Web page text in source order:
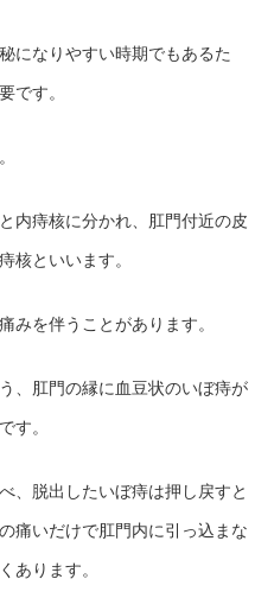
になりやすい時期でもあるた
です。
内痔核に分かれ、肛門付近の皮
核といいます。
みを伴うことがあります。
、肛門の縁に血豆状のいぼ痔が
す。
、脱出したいぼ痔は押し戻すと
痛いだけで肛門内に引っ込まな
あります。